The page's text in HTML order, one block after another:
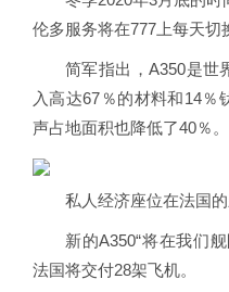
伦多服务将在777上每天切
简军指出，A350是世
入高达67％的材料和14％
声占地面积也降低了40％。
私人经济座位在法国
新的A350“将在我们
法国将交付28架飞机。